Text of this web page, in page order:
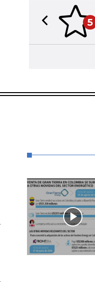
5
Previous slide